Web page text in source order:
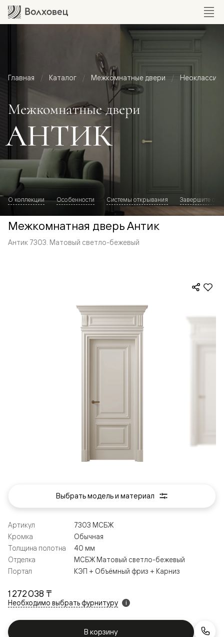
Главная Каталог Межкомнатные двери Неоклассика
Межкомнатные двери
АНТИК
О коллекции Особенности Системы открывания Завершите
Межкомнатная дверь Антик
Антик 7303. Матовый светло-бежевый
1 272 038 ₸
Необходимо выбрать фурнитуру i
В корзину
Артикул
7303 МСБЖ
Кромка
Обычная
Толщина полотна
40 мм
Отделка
МСБЖ Матовый светло-бежевый
Портал
КЭП + Объёмный фриз + Карниз
Выбрать модель и материал